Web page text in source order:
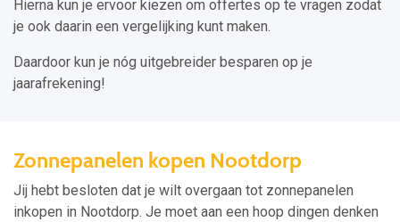
Hierna kun je ervoor kiezen om offertes op te vragen zodat
je ook daarin een vergelijking kunt maken.
Daardoor kun je nóg uitgebreider besparen op je
jaarafrekening!
Zonnepanelen kopen Nootdorp
Jij hebt besloten dat je wilt overgaan tot zonnepanelen
inkopen in Nootdorp. Je moet aan een hoop dingen denken